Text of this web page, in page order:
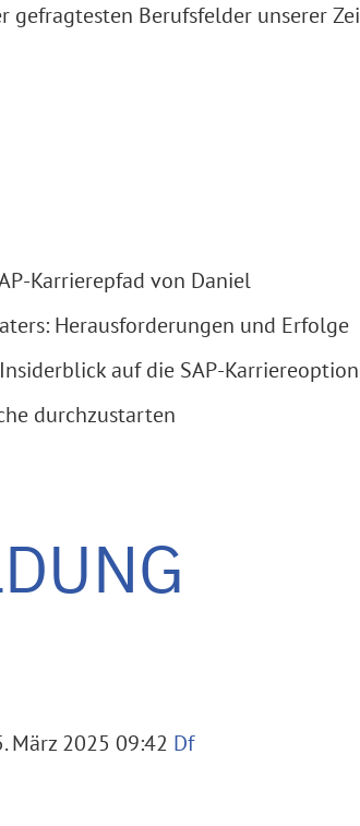
gefragtesten Berufsfelder unserer
Karrierepfad von Daniel
Herausforderungen und Erfolge
auf die SAP-
durchzustarten
2025 09:42 Df